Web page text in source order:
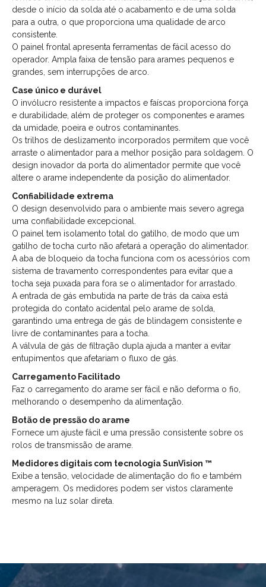
desde o início da solda até o acabamento e de uma solda
para a outra, o que proporciona uma qualidade de arco
consistente.
O painel frontal apresenta ferramentas de fácil acesso do
operador. Ampla faixa de tensão para arames pequenos e
grandes, sem interrupções de arco.
Case único e durável
O invólucro resistente a impactos e faíscas proporciona força
e durabilidade, além de proteger os componentes e arames
da umidade, poeira e outros contaminantes.
Os trilhos de deslizamento incorporados permitem que você
arraste o alimentador para a melhor posição para soldagem. O
design inovador da porta do alimentador permite que você
altere o arame independente da posição do alimentador.
Confiabilidade extrema
O design desenvolvido para o ambiente mais severo agrega
uma confiabilidade excepcional.
O painel tem isolamento total do gatilho, de modo que um
gatilho de tocha curto não afetará a operação do alimentador.
A aba de bloqueio da tocha funciona com os acessórios com
sistema de travamento correspondentes para evitar que a
tocha seja puxada para fora se o alimentador for arrastado.
A entrada de gás embutida na parte de trás da caixa está
protegida do contato acidental pelo arame de solda,
garantindo uma entrega de gás de blindagem consistente e
livre de contaminantes para a tocha.
A válvula de gás de filtração dupla ajuda a manter a evitar
entupimentos que afetariam o fluxo de gás.
Carregamento Facilitado
Faz o carregamento do arame ser fácil e não deforma o fio,
melhorando o desempenho da alimentação.
Botão de pressão do arame
Fornece um ajuste fácil e uma pressão consistente sobre os
rolos de transmissão de arame.
Medidores digitais com tecnologia SunVision ™
Exibe a tensão, velocidade de alimentação do fio e também
amperagem. Os medidores podem ser vistos claramente
mesmo na luz solar direta.